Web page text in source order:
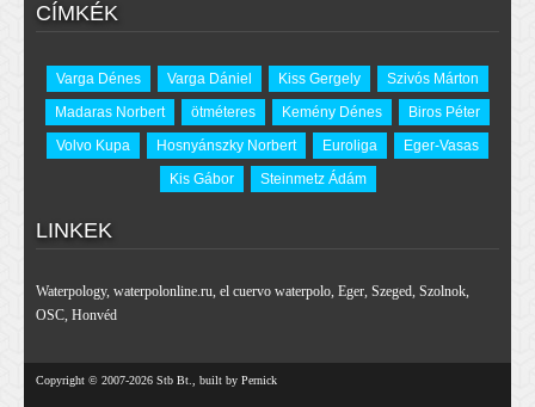
CÍMKÉK
Varga Dénes Varga Dániel Kiss Gergely
Szivós Márton
Madaras Norbert
ötméteres Kemény Dénes
Biros Péter
Volvo Kupa
Hosnyánszky Norbert Euroliga
Eger-Vasas
Kis Gábor
Steinmetz Ádám
LINKEK
Waterpology, waterpolonline.ru, el cuervo waterpolo, Eger, Szeged, Szolnok,
OSC, Honvéd
Copyright © 2007-2026 Stb Bt., built by Pernick